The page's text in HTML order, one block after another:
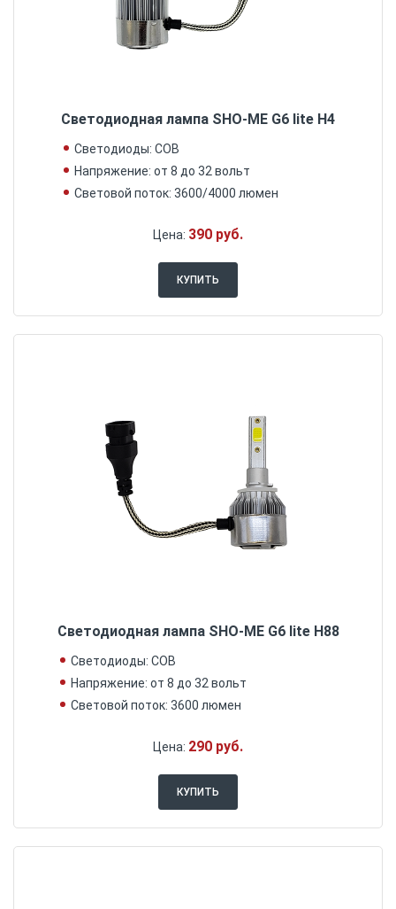
Светодиодная лампа SHO-ME G6 lite H4
Светодиоды: COB
Напряжение: от 8 до 32 вольт
Световой поток: 3600/4000 люмен
Цена: 390 руб.
КУПИТЬ
Светодиодная лампа SHO-ME G6 lite H88
Светодиоды: COB
Напряжение: от 8 до 32 вольт
Световой поток: 3600 люмен
Цена: 290 руб.
КУПИТЬ